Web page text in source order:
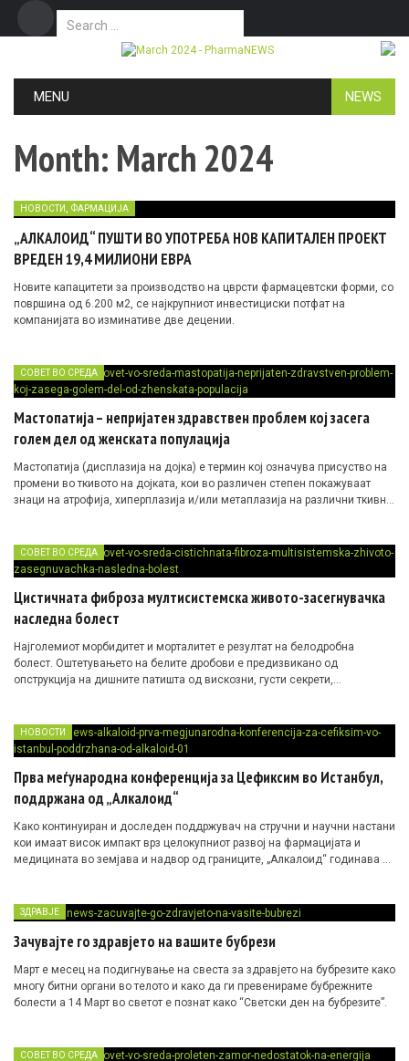
Search for:
MENU NEWS
Month: March 2024
НОВОСТИ, ФАРМАЦИЈА
„АЛКАЛОИД“ ПУШТИ ВО УПОТРЕБА НОВ КАПИТАЛЕН ПРОЕКТ
ВРЕДЕН 19,4 МИЛИОНИ ЕВРА
Новите капацитети за производство на цврсти фармацевтски форми, со
површина од 6.200 м2, се најкрупниот инвестициски потфат на
компанијата во изминативе две децении.
СОВЕТ ВО СРЕДА
Мастопатија – непријатен здравствен проблем кој засега
голем дел од женската популација
Мастопатија (дисплазија на дојка) е термин кој означува присуство на
промени во ткивото на дојката, кои во различен степен покажуваат
знаци на атрофија, хиперплазија и/или метаплазија на различни ткивни
СОВЕТ ВО СРЕДА
Цистичната фиброза мултисистемска живото-засегнувачка
наследна болест
Најголемиот морбидитет и морталитет е резултат на белодробна
болест. Оштетувањето на белите дробови е предизвикано од
опструкција на дишните патишта од вискозни, густи секрети,
белодробното ткиво.
НОВОСТИ
Прва меѓународна конференција за Цефиксим во Истанбул,
поддржана од „Алкалоид“
Како континуиран и доследен поддржувач на стручни и научни настани
кои имаат висок импакт врз целокупниот развој на фармацијата и
медицината во земјава и надвор од границите, „Алкалоид“ годинава е
ЗДРАВЈЕ
Зачувајте го здравјето на вашите бубрези
Март е месец на подигнување на свеста за здравјето на бубрезите како
многу битни органи во телото и како да ги превенираме бубрежните
болести a 14 Март во светот е познат како “Светски ден на бубрезите”.
СОВЕТ ВО СРЕДА